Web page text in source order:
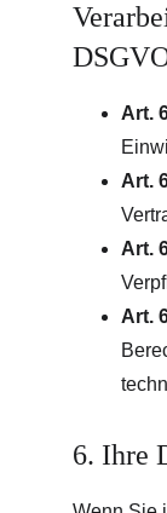
Art.
Art.
Art.
Art.
6. Ihre